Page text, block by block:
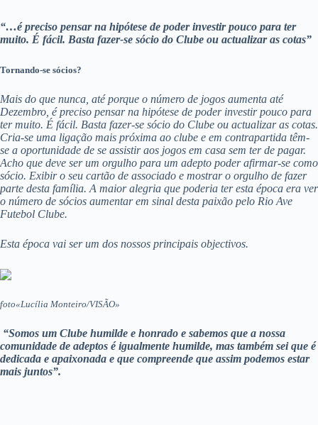
“…é preciso pensar na hipótese de poder investir pouco para ter
muito. É fácil. Basta fazer-se sócio do Clube ou actualizar as cotas”
Tornando-se sócios?
Mais do que nunca, até porque o número de jogos aumenta até
Dezembro, é preciso pensar na hipótese de poder investir pouco para
ter muito. É fácil. Basta fazer-se sócio do Clube ou actualizar as cotas.
Cria-se uma ligação mais próxima ao clube e em contrapartida têm-
se a oportunidade de se assistir aos jogos em casa sem ter de pagar.
Acho que deve ser um orgulho para um adepto poder afirmar-se como
sócio. Exibir o seu cartão de associado e mostrar o orgulho de fazer
parte desta família. A maior alegria que poderia ter esta época era ver
o número de sócios aumentar em sinal desta paixão pelo Rio Ave
Futebol Clube.
Esta época vai ser um dos nossos principais objectivos.
foto«Lucília Monteiro/VISÃO»
“Somos um Clube humilde e honrado e sabemos que a nossa
comunidade de adeptos é igualmente humilde, mas também sei que é
dedicada e apaixonada e que compreende que assim podemos estar
mais juntos”.